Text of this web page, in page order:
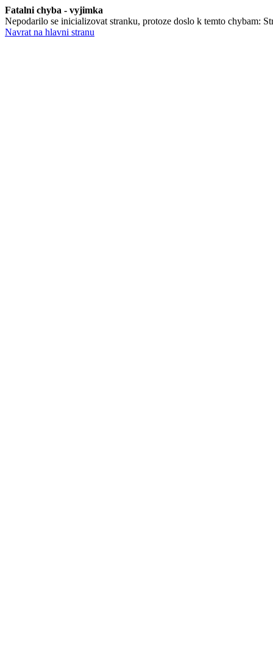
Fatalni chyba - vyjimka
Nepodarilo se inicializovat stranku, protoze doslo k temto chybam:
Navrat na hlavni stranu